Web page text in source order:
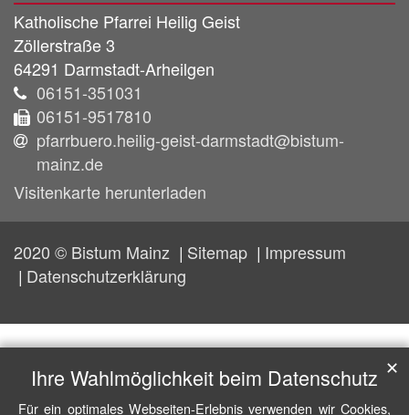
Katholische Pfarrei Heilig Geist
Zöllerstraße 3
64291 Darmstadt-Arheilgen
06151-351031
06151-9517810
pfarrbuero.heilig-geist-darmstadt@bistum-
mainz.de
Visitenkarte herunterladen
2020 © Bistum Mainz Sitemap
Impressum
Datenschutzerklärung
Ihre Wahlmöglichkeit beim Datenschutz
Für ein optimales Webseiten-Erlebnis verwenden wir Cookies,
✕